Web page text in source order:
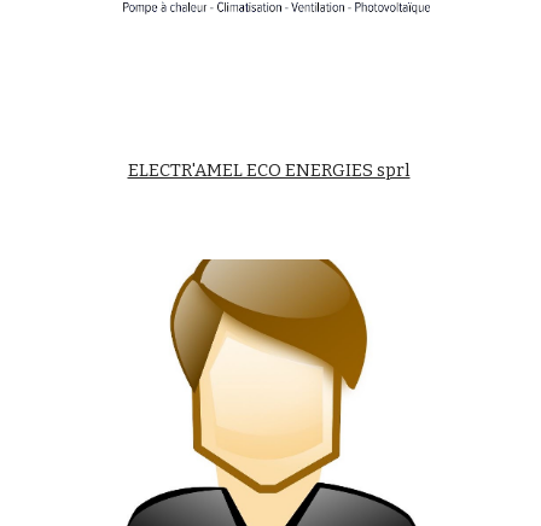
ELECTR'AMEL ECO ENERGIES sprl